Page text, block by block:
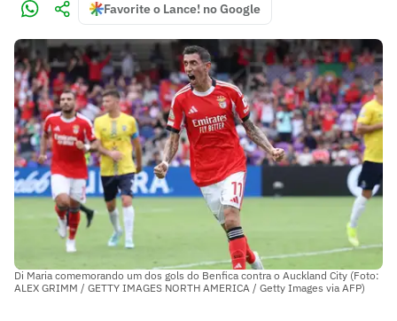
Favorite o Lance! no Google
Di Maria comemorando um dos gols do Benfica contra o Auckland City (Foto:
ALEX GRIMM / GETTY IMAGES NORTH AMERICA / Getty Images via AFP)